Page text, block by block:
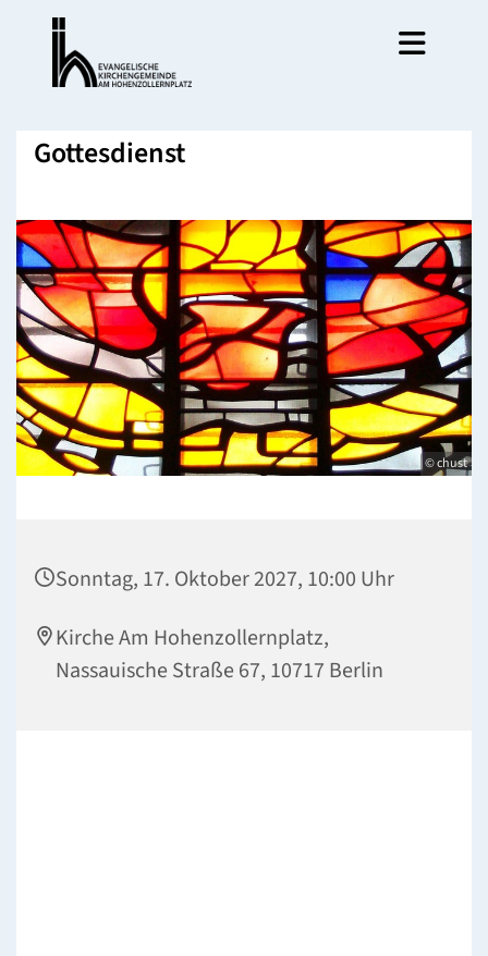
Gottesdienst
© chust
Sonntag, 17. Oktober 2027, 10:00 Uhr
Kirche Am Hohenzollernplatz,
Nassauische Straße 67, 10717 Berlin